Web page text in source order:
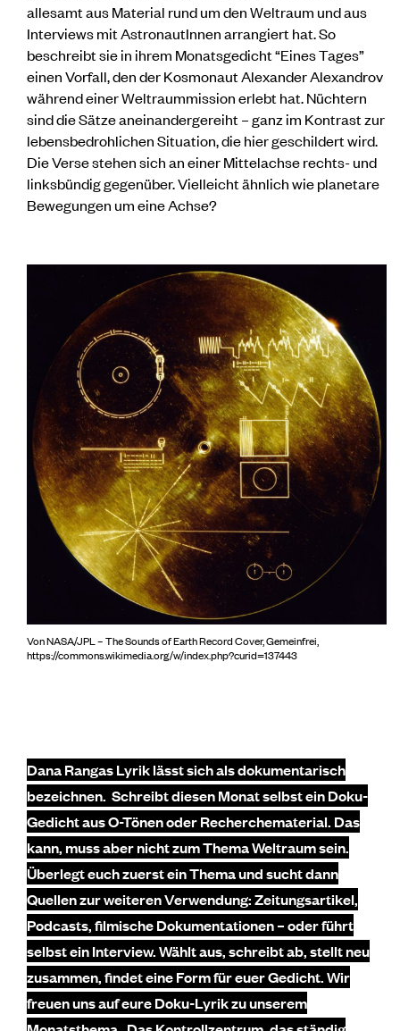
allesamt aus Material rund um den Weltraum und aus
Interviews mit AstronautInnen arrangiert hat. So
beschreibt sie in ihrem Monatsgedicht “Eines Tages”
einen Vorfall, den der Kosmonaut Alexander Alexandrov
während einer Weltraummission erlebt hat. Nüchtern
sind die Sätze aneinandergereiht – ganz im Kontrast zur
lebensbedrohlichen Situation, die hier geschildert wird.
Die Verse stehen sich an einer Mittelachse rechts- und
linksbündig gegenüber. Vielleicht ähnlich wie planetare
Bewegungen um eine Achse?
Von NASA/JPL – The Sounds of Earth Record Cover, Gemeinfrei,
https://commons.wikimedia.org/w/index.php?curid=137443
Dana Rangas Lyrik lässt sich als dokumentarisch
bezeichnen. Schreibt diesen Monat selbst ein Doku-
Gedicht aus O-Tönen oder Recherchematerial. Das
kann, muss aber nicht zum Thema Weltraum sein.
Überlegt euch zuerst ein Thema und sucht dann
Quellen zur weiteren Verwendung: Zeitungsartikel,
Podcasts, filmische Dokumentationen – oder führt
selbst ein Interview. Wählt aus, schreibt ab, stellt neu
zusammen, findet eine Form für euer Gedicht. Wir
freuen uns auf eure Doku-Lyrik zu unserem